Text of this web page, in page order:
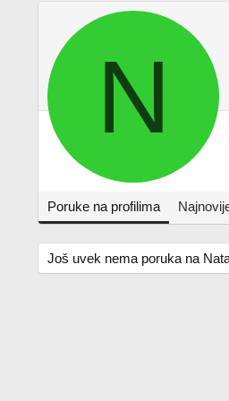
N
Poruke na profilima
Još uvek nema poruka na